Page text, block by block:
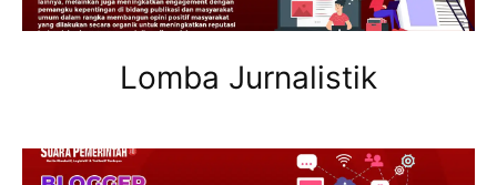
Lomba Jurnalistik